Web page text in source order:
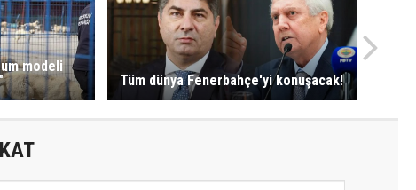
modeli
Tüm dünya Fenerbahçe'yi konuşacak!